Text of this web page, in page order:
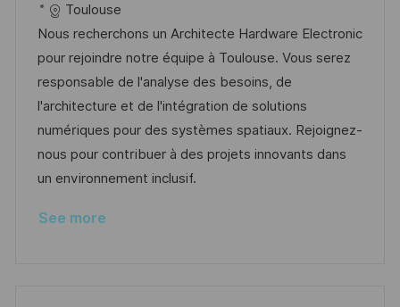
c
a
t
i
o
n
t
e
d
D
a
t
o
b
I
d
t
e
g
o
r
y
Toulouse
Nous recherchons un Architecte Hardware Electronic
pour rejoindre notre équipe à Toulouse. Vous serez
responsable de l'analyse des besoins, de
l'architecture et de l'intégration de solutions
numériques pour des systèmes spatiaux. Rejoignez-
nous pour contribuer à des projets innovants dans
un environnement inclusif.
See more